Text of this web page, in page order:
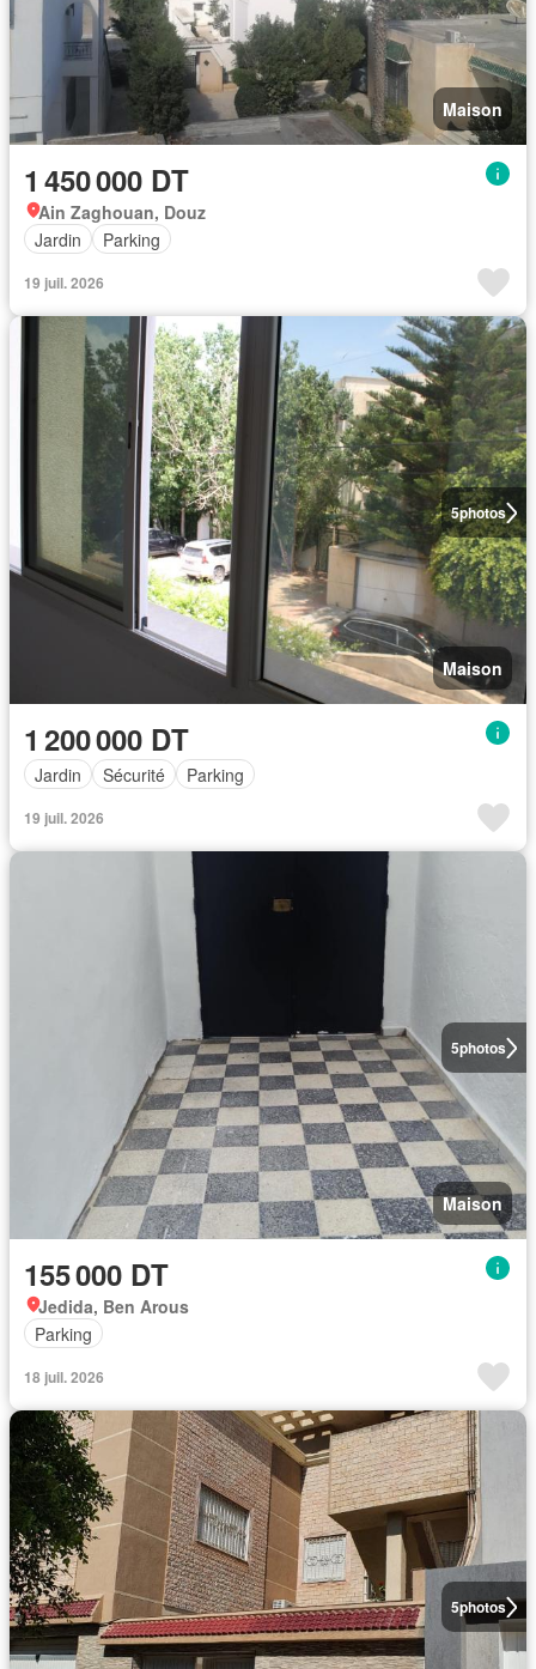
Maison
1 450 000 DT
Ain Zaghouan, Douz
Jardin
Parking
19 juil. 2026
5photos
Maison
1 200 000 DT
Jardin Sécurité Parking
19 juil. 2026
5photos
Maison
155 000 DT
Jedida, Ben Arous
Parking
18 juil. 2026
5photos